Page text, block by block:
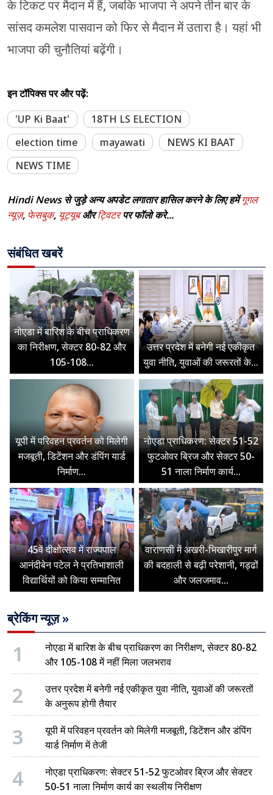
के टिकट पर मैदान में हैं, जबकि भाजपा ने अपने तीन बार के
सांसद कमलेश पासवान को फिर से मैदान में उतारा है। यहां भी
भाजपा की चुनौतियां बढ़ेंगी।
इन टॉपिक्स पर और पढ़ें:
'UP Ki Baat'
18TH LS ELECTION
election time
mayawati
NEWS KI BAAT
NEWS TIME
Hindi News से जुड़े अन्य अपडेट लगातार हासिल करने के लिए हमेंगूगल
न्यूज़, फेसबुक, यूट्यूबऔरट्विटरपर फॉलो करे...
संबंधित खबरें
नोएडा में बारिश के बीच प्राधिकरण
का निरीक्षण, सेक्टर 80-82 और
105-108...
उत्तर प्रदेश में बनेगी नई एकीकृत
युवा नीति, युवाओं की जरूरतों के...
यूपी में परिवहन प्रवर्तन को मिलेगी
मजबूती, डिटेंशन और डंपिंग यार्ड
निर्माण...
नोएडा प्राधिकरण: सेक्टर 51-52
फुटओवर ब्रिज और सेक्टर 50-
51 नाला निर्माण कार्य...
45वें दीक्षोत्सव में राज्यपाल
आनंदीबेन पटेल ने प्रतिभाशाली
विद्यार्थियों को किया सम्मानित
वाराणसी में अखरी-भिखारीपुर मार्ग
की बदहाली से बढ़ी परेशानी, गड्ढों
और जलजमाव...
ब्रेकिंग न्यूज़ »
1
नोएडा में बारिश के बीच प्राधिकरण का निरीक्षण, सेक्टर 80-82
और 105-108 में नहीं मिला जलभराव
2
उत्तर प्रदेश में बनेगी नई एकीकृत युवा नीति, युवाओं की जरूरतों
के अनुरूप होगी तैयार
3
यूपी में परिवहन प्रवर्तन को मिलेगी मजबूती, डिटेंशन और डंपिंग
यार्ड निर्माण में तेजी
4
नोएडा प्राधिकरण: सेक्टर 51-52 फुटओवर ब्रिज और सेक्टर
50-51 नाला निर्माण कार्य का स्थलीय निरीक्षण